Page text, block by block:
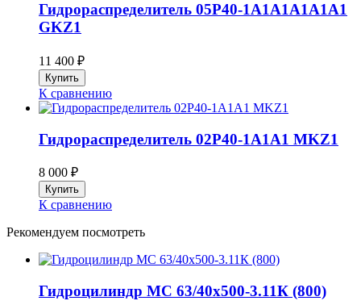
Гидрораспределитель 05P40-1A1A1A1A1A1
GKZ1
11 400 ₽
К сравнению
Гидрораспределитель 02P40-1A1A1 MKZ1
8 000 ₽
К сравнению
Рекомендуем посмотреть
Гидроцилиндр МС 63/40х500-3.11К (800)